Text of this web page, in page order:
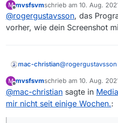
M mvsfsvmschrieb am 10. Aug.
zuletzt editiert von
@rogergustavsson, das
vorher, wie dein Screenshot
mac-christian@rogergustavsson
dessen, was das
welche Fehler
kannst du die
Problem nicht
In der Antike
Überbringer einer
oder sonstwie
Ich könnte mir
nicht die Log-
M
Offline
mvsfsvmschrieb am 10. Aug.
zuletzt editiert von
@mac-christian sagte in
mir nicht seit einige Wochen.: